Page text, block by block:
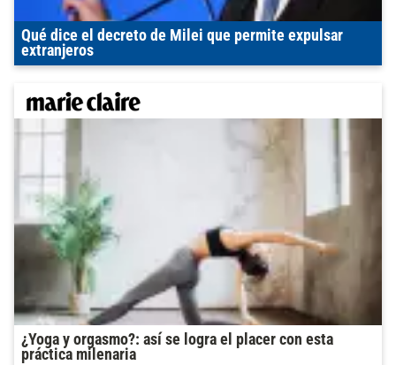
Qué dice el decreto de Milei que permite expulsar
extranjeros
¿Yoga y orgasmo?: así se logra el placer con esta
práctica milenaria